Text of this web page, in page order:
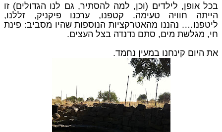
בכל אופן, לילדים (וכן, למה להסתיר, גם לנו הגדולים) זו
הייתה חוויה טעימה. קטפנו, ערכנו פיקניק, זללנו,
ליטפנו…. נהננו מהאטרקציות הנוספות שהיו מסביב: פינת
חי, מגלשת מים, סתם נדנדה בצל העצים.
את היום קינחנו במעין נחמד.